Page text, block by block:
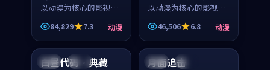
以动漫为核心的影视作
品，围绕危机、反转与
人物成长展开，整体节
奏紧凑，值得推荐观
看。
84,829 7.3 动漫
以动漫为核心的影视作
品，围绕危机、反转与
人物成长展开，整体节
奏紧凑，值得推荐观
看。
46,506 6.8 动漫
美国 热播
白昼代码·典藏 法国 高分
月面追击